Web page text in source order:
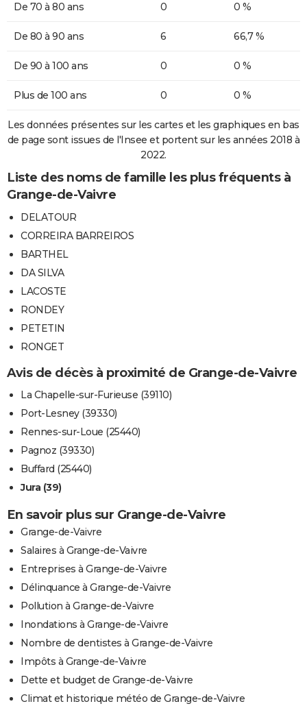
De 70 à 80 ans 0 0 %
De 80 à 90 ans 6 66,7 %
De 90 à 100 ans 0 0 %
Plus de 100 ans 0 0 %
Les données présentes sur les cartes et les graphiques en bas
de page sont issues de l'Insee et portent sur les années 2018 à
2022.
Liste des noms de famille les plus fréquents à
Grange-de-Vaivre
DELATOUR
CORREIRA BARREIROS
BARTHEL
DA SILVA
LACOSTE
RONDEY
PETETIN
RONGET
Avis de décès à proximité de Grange-de-Vaivre
La Chapelle-sur-Furieuse (39110)
Port-Lesney (39330)
Rennes-sur-Loue (25440)
Pagnoz (39330)
Buffard (25440)
Jura (39)
En savoir plus sur Grange-de-Vaivre
Grange-de-Vaivre
Salaires à Grange-de-Vaivre
Entreprises à Grange-de-Vaivre
Délinquance à Grange-de-Vaivre
Pollution à Grange-de-Vaivre
Inondations à Grange-de-Vaivre
Nombre de dentistes à Grange-de-Vaivre
Impôts à Grange-de-Vaivre
Dette et budget de Grange-de-Vaivre
Climat et historique météo de Grange-de-Vaivre